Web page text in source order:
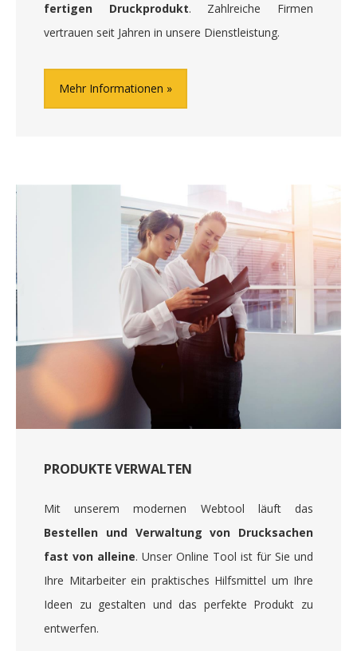
fertigen Druckprodukt. Zahlreiche Firmen
vertrauen seit Jahren in unsere Dienstleistung.
Mehr Informationen
PRODUKTE VERWALTEN
Mit unserem modernen Webtool läuft das
Bestellen und Verwaltung von Drucksachen
fast von alleine. Unser Online Tool ist für Sie und
Ihre Mitarbeiter ein praktisches Hilfsmittel um Ihre
Ideen zu gestalten und das perfekte Produkt zu
entwerfen.